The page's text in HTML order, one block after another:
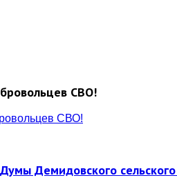
СВО!
Демидовского